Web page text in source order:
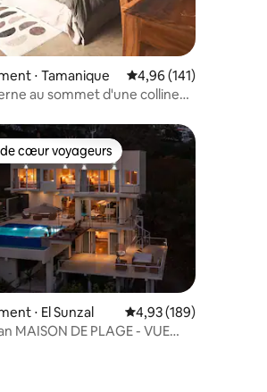
la base de 144 commentaires : 4,9 sur 5
⋅ Tamanique Évaluation moyenne
4,96 (141)
au sommet d'une colline
de 4 personnes
base de 207 commentaires : 4,82 sur 5
cœur voyageurs les plus appréciés
cœur voyageurs
⋅ El Sunzal Évaluation moyenne
4,93 (189)
MAISON DE PLAGE - VUE